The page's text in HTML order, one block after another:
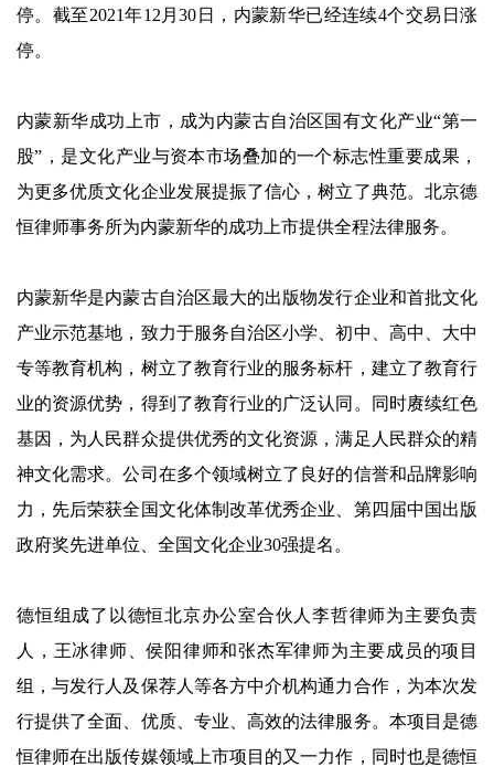
停。截至2021年12月30日，内蒙新华已经连续4个交易日涨
停。
内蒙新华成功上市，成为内蒙古自治区国有文化产业“第一
股”，是文化产业与资本市场叠加的一个标志性重要成果，
为更多优质文化企业发展提振了信心，树立了典范。北京德
恒律师事务所为内蒙新华的成功上市提供全程法律服务。
内蒙新华是内蒙古自治区最大的出版物发行企业和首批文化
产业示范基地，致力于服务自治区小学、初中、高中、大中
专等教育机构，树立了教育行业的服务标杆，建立了教育行
业的资源优势，得到了教育行业的广泛认同。同时赓续红色
基因，为人民群众提供优秀的文化资源，满足人民群众的精
神文化需求。公司在多个领域树立了良好的信誉和品牌影响
力，先后荣获全国文化体制改革优秀企业、第四届中国出版
政府奖先进单位、全国文化企业30强提名。
德恒组成了以德恒北京办公室合伙人李哲律师为主要负责
人，王冰律师、侯阳律师和张杰军律师为主要成员的项目
组，与发行人及保荐人等各方中介机构通力合作，为本次发
行提供了全面、优质、专业、高效的法律服务。本项目是德
恒律师在出版传媒领域上市项目的又一力作，同时也是德恒